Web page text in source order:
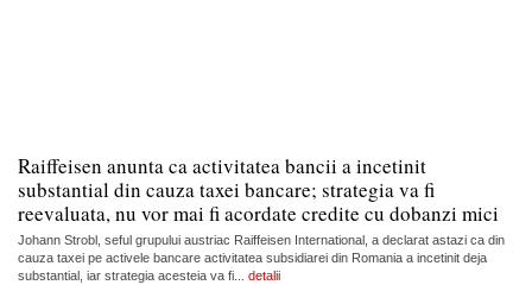
Raiffeisen anunta ca activitatea bancii a incetinit
substantial din cauza taxei bancare; strategia va fi
reevaluata, nu vor mai fi acordate credite cu dobanzi mici
Johann Strobl, seful grupului austriac Raiffeisen International, a declarat astazi ca din
cauza taxei pe activele bancare activitatea subsidiarei din Romania a incetinit deja
substantial, iar strategia acesteia va fi... detalii